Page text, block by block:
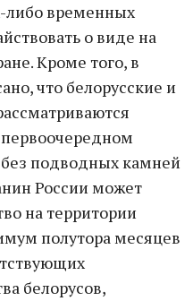
либо временных
о виде на
Кроме того, в
что белорусские и
подводных камней
России может
на территории
полутора месяцев
белорусов,